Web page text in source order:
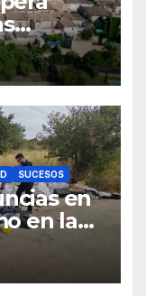
de
SUCESOS
en
en la